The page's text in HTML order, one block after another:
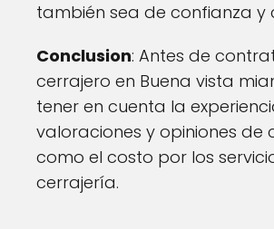
también sea de confianza y
Conclusion: Antes de
cerrajero en Buena vista
tener en cuenta la
valoraciones y opiniones de
como el costo por los
cerrajería.